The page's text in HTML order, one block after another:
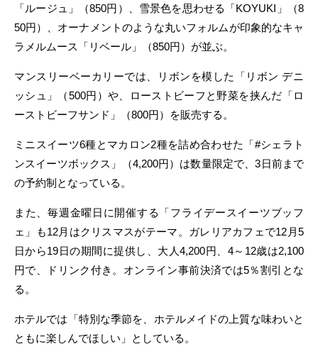
「ルージュ」（850円）、雪景色を思わせる「KOYUKI」（8
50円）、オーナメントのような丸いフォルムが印象的なキャ
ラメルムース「リベール」（850円）が並ぶ。
マンスリーベーカリーでは、リボンを模した「リボン デニ
ッシュ」（500円）や、ローストビーフと野菜を挟んだ「ロ
ーストビーフサンド」（800円）を販売する。
ミニスイーツ6種とマカロン2種を詰め合わせた「#シェラト
ンスイーツボックス」（4,200円）は数量限定で、3日前まで
の予約制となっている。
また、毎週金曜日に開催する「フライデースイーツブッフ
ェ」も12月はクリスマスがテーマ。ガレリアカフェで12月5
日から19日の期間に提供し、大人4,200円、4～12歳は2,100
円で、ドリンク付き。オンライン事前決済では5％割引とな
る。
ホテルでは「特別な季節を、ホテルメイドの上質な味わいと
ともに楽しんでほしい」としている。